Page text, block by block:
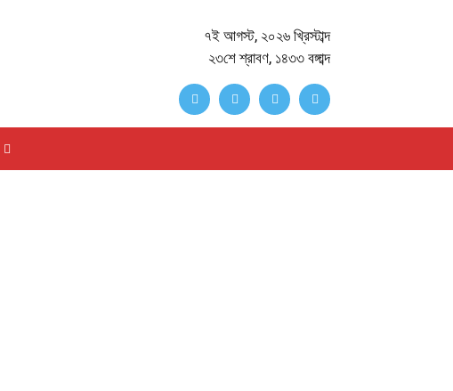
৭ই আগস্ট, ২০২৬ খ্রিস্টাব্দ
২৩শে শ্রাবণ, ১৪৩৩ বঙ্গাব্দ